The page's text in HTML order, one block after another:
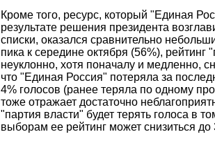
Кроме того, ресурс, который "Единая
результате решения президента
списки, оказался сравнительно
пика к середине октября (56%), рейтинг
неуклонно, хотя поначалу и медленно,
что "Единая Россия" потеряла за
4% голосов (ранее теряла по одному
тоже отражает достаточно
"партия власти" будет терять голоса в
выборам ее рейтинг может снизиться до